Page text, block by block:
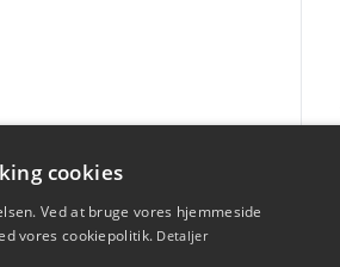
cookies
Ved at bruge vores hjemmeside
vores cookiepolitik. Detaljer